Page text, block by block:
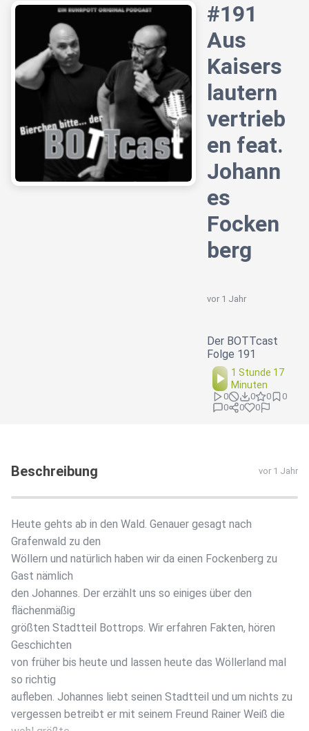
#191
Aus
Kaisers
lautern
vertrieb
en feat.
Johann
es
Focken
berg
vor 1 Jahr
Der BOTTcast
Folge 191
1 Stunde 17
Minuten
0 0 0
0
0
0 0
Beschreibung vor 1 Jahr
Heute gehts ab in den Wald. Genauer gesagt nach
Grafenwald zu den
Wöllern und natürlich haben wir da einen Fockenberg zu
Gast nämlich
den Johannes. Der erzählt uns so einiges über den
flächenmäßig
größten Stadtteil Bottrops. Wir erfahren Fakten, hören
Geschichten
von früher bis heute und lassen heute das Wöllerland mal
so richtig
aufleben. Johannes liebt seinen Stadtteil und um nichts zu
vergessen betreibt er mit seinem Freund Rainer Weiß die